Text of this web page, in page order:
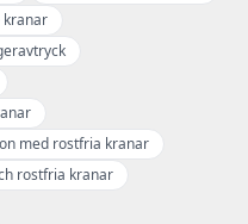
kranar
med rostfria kranar
rostfria kranar